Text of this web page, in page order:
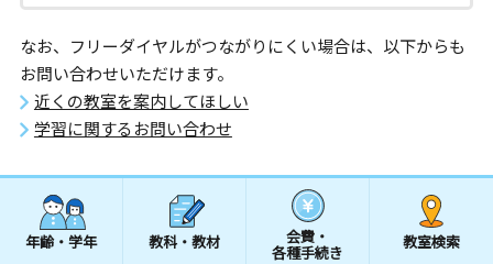
なお、フリーダイヤルがつながりにくい場合は、以下からも
お問い合わせいただけます。
近くの教室を案内してほしい
学習に関するお問い合わせ
年齢・学年 教科・教材 会費・
各種手続き
教室検索